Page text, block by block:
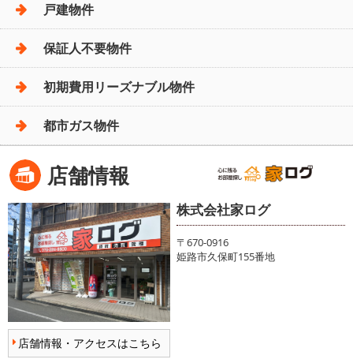
戸建物件
保証人不要物件
初期費用リーズナブル物件
都市ガス物件
店舗情報
店舗情報・アクセスはこちら
株式会社家ログ
〒670-0916
姫路市久保町155番地